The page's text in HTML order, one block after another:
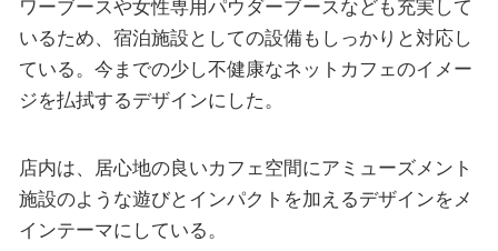
ワーブースや女性専用パウダーブースなども充実して
いるため、宿泊施設としての設備もしっかりと対応し
ている。今までの少し不健康なネットカフェのイメー
ジを払拭するデザインにした。
店内は、居心地の良いカフェ空間にアミューズメント
施設のような遊びとインパクトを加えるデザインをメ
インテーマにしている。